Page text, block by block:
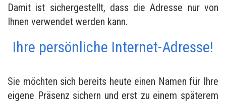
Damit ist sichergestellt, dass die Adresse nur von
Ihnen verwendet werden kann.
Ihre persönliche Internet-Adresse!
Sie möchten sich bereits heute einen Namen für Ihre
eigene Präsenz sichern und erst zu einem späterem